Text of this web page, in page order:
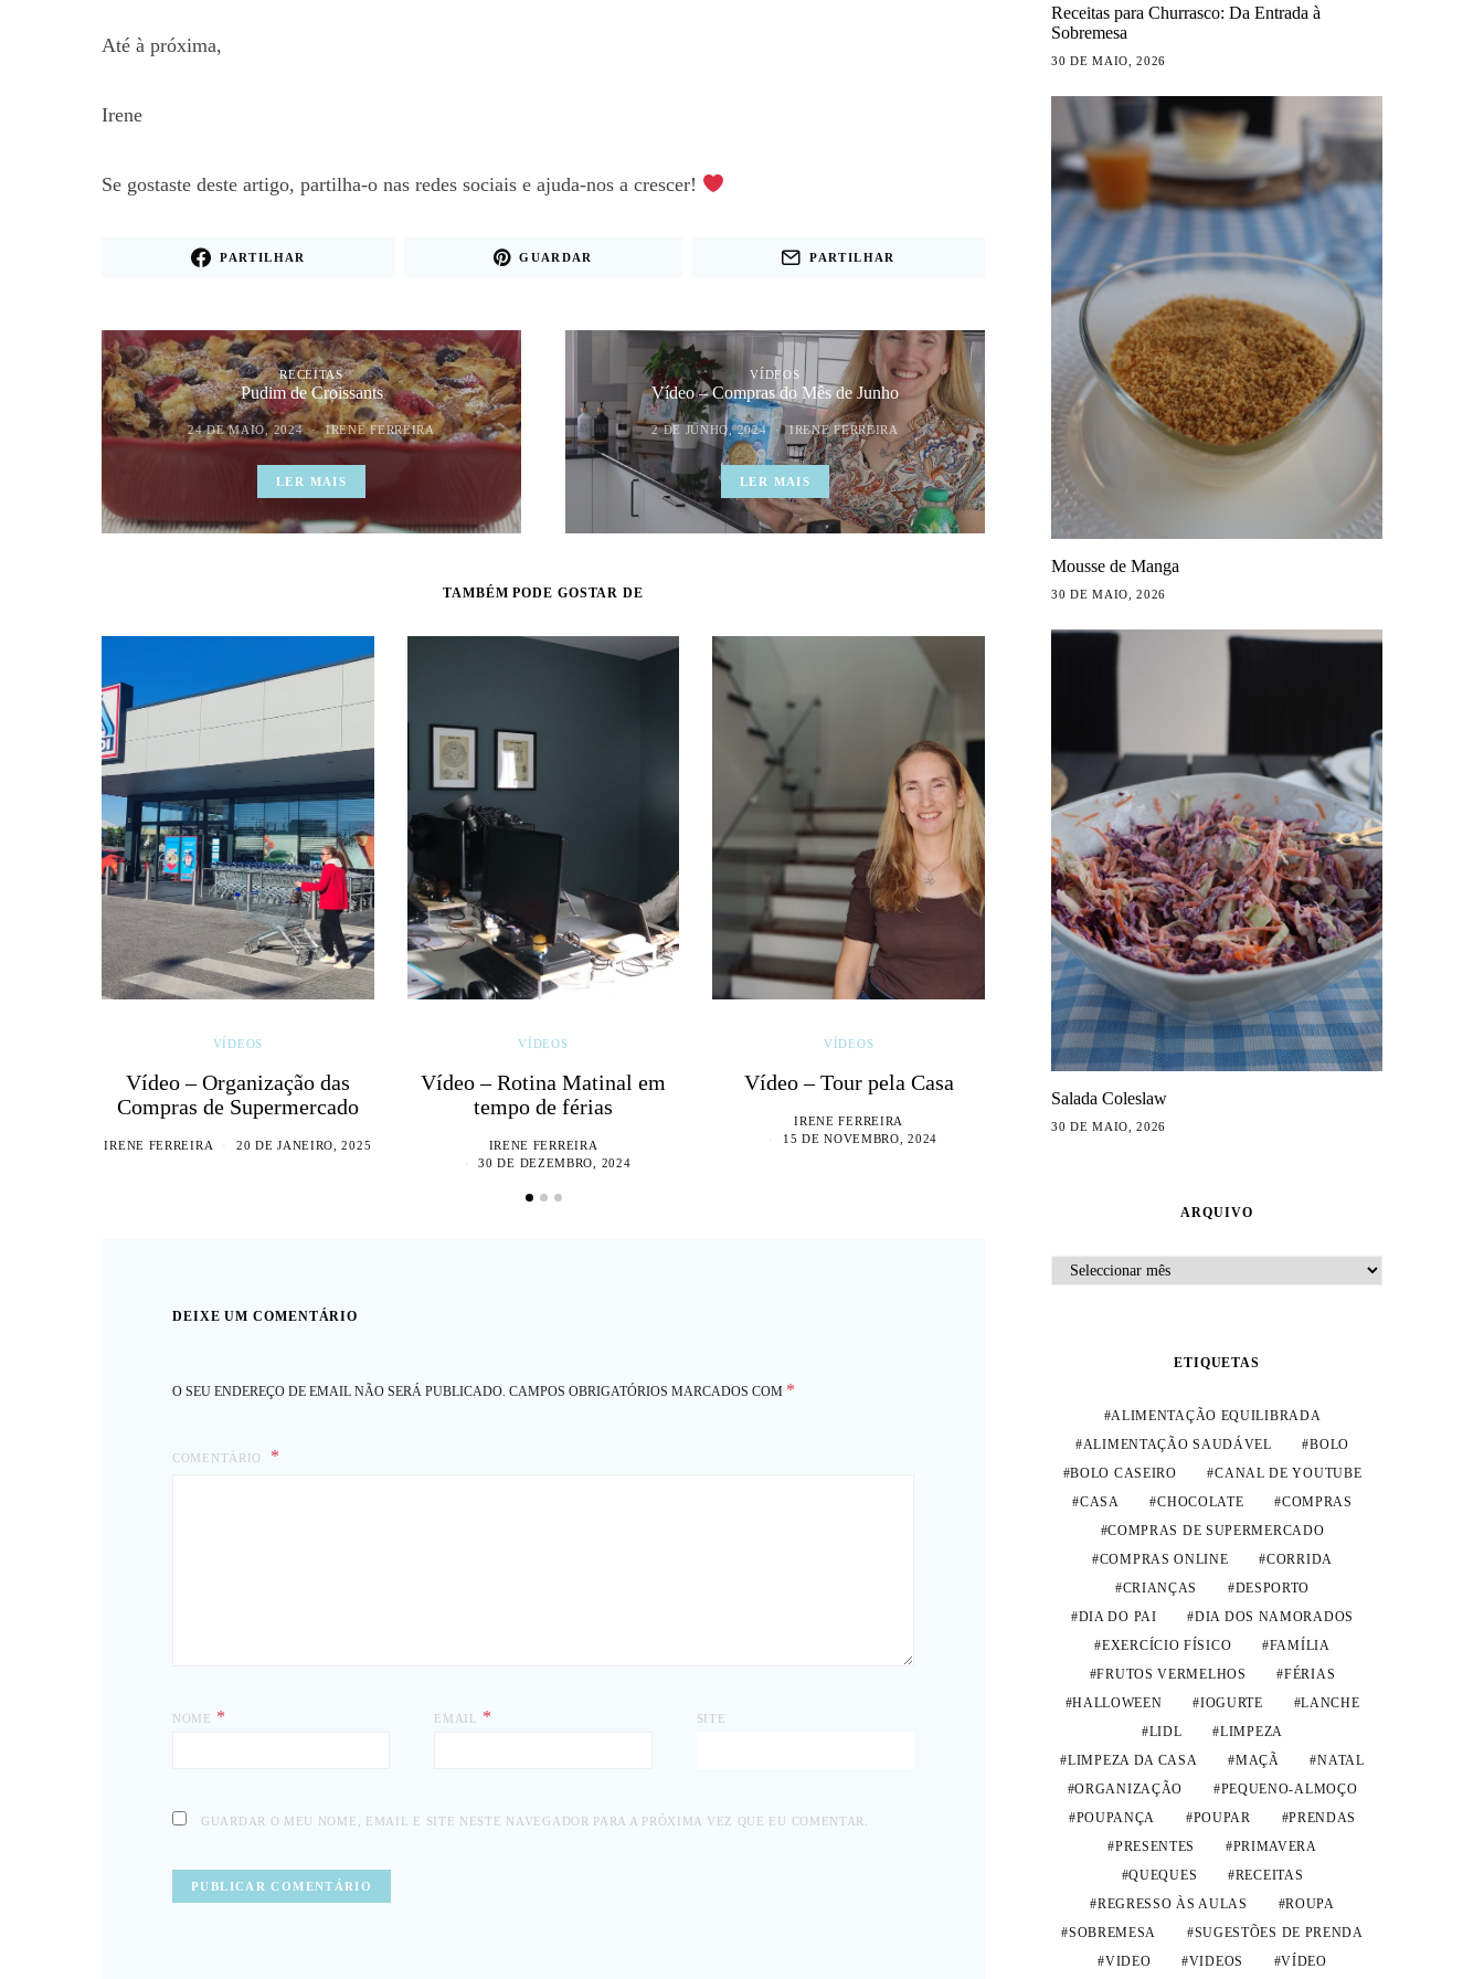
Até à próxima,
Irene
Se gostaste deste artigo, partilha-o nas redes sociais e ajuda-nos a crescer!
PARTILHAR GUARDAR PARTILHAR
RECEITAS
Pudim de Croissants
24 DE MAIO, 2024 IRENE FERREIRA
LER MAIS
VÍDEOS
Vídeo – Compras do Mês de Junho
2 DE JUNHO, 2024 IRENE FERREIRA
LER MAIS
TAMBÉM PODE GOSTAR DE
VÍDEOS
Vídeo – Organização das
Compras de Supermercado
IRENE FERREIRA 20 DE JANEIRO, 2025
VÍDEOS
Vídeo – Rotina Matinal em
tempo de férias
IRENE FERREIRA
30 DE DEZEMBRO, 2024
VÍDEOS
Vídeo – Tour pela Casa
IRENE FERREIRA
15 DE NOVEMBRO, 2024
VÍDEOS
– Edição Outono
DEIXE UM COMENTÁRIO
O SEU ENDEREÇO DE EMAIL NÃO SERÁ PUBLICADO. CAMPOS OBRIGATÓRIOS MARCADOS COM *
COMENTÁRIO
NOME * EMAIL * SITE
GUARDAR O MEU NOME, EMAIL E SITE NESTE NAVEGADOR PARA A PRÓXIMA VEZ QUE EU COMENTAR.
Receitas para Churrasco: Da Entrada à
Sobremesa
30 DE MAIO, 2026
Mousse de Manga
30 DE MAIO, 2026
Salada Coleslaw
30 DE MAIO, 2026
ARQUIVO
ARQUIVO
ETIQUETAS
ALIMENTAÇÃO EQUILIBRADA
ALIMENTAÇÃO SAUDÁVEL
BOLO
BOLO CASEIRO
CANAL DE YOUTUBE
CASA
CHOCOLATE
COMPRAS
COMPRAS DE SUPERMERCADO
COMPRAS ONLINE
CORRIDA
CRIANÇAS
DESPORTO
DIA DO PAI
DIA DOS NAMORADOS
EXERCÍCIO FÍSICO
FAMÍLIA
FRUTOS VERMELHOS
FÉRIAS
HALLOWEEN
IOGURTE
LANCHE
LIDL
LIMPEZA
LIMPEZA DA CASA
MAÇÃ
NATAL
ORGANIZAÇÃO
PEQUENO-ALMOÇO
POUPANÇA
POUPAR
PRENDAS
PRESENTES
PRIMAVERA
QUEQUES
RECEITAS
REGRESSO ÀS AULAS
ROUPA
SOBREMESA
SUGESTÕES DE PRENDA
VIDEO
VIDEOS VÍDEO